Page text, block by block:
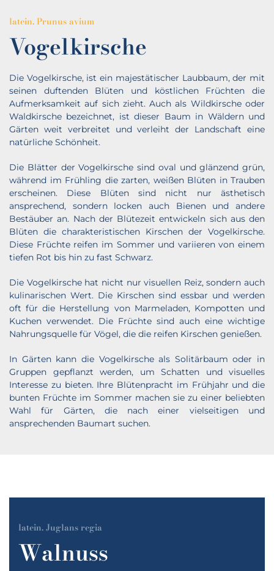
latein. Prunus avium
Vogelkirsche
Die Vogelkirsche, ist ein majestätischer Laubbaum, der mit
seinen duftenden Blüten und köstlichen Früchten die
Aufmerksamkeit auf sich zieht. Auch als Wildkirsche oder
Waldkirsche bezeichnet, ist dieser Baum in Wäldern und
Gärten weit verbreitet und verleiht der Landschaft eine
natürliche Schönheit.
Die Blätter der Vogelkirsche sind oval und glänzend grün,
während im Frühling die zarten, weißen Blüten in Trauben
erscheinen. Diese Blüten sind nicht nur ästhetisch
ansprechend, sondern locken auch Bienen und andere
Bestäuber an. Nach der Blütezeit entwickeln sich aus den
Blüten die charakteristischen Kirschen der Vogelkirsche.
Diese Früchte reifen im Sommer und variieren von einem
tiefen Rot bis hin zu fast Schwarz.
Die Vogelkirsche hat nicht nur visuellen Reiz, sondern auch
kulinarischen Wert. Die Kirschen sind essbar und werden
oft für die Herstellung von Marmeladen, Kompotten und
Kuchen verwendet. Die Früchte sind auch eine wichtige
Nahrungsquelle für Vögel, die die reifen Kirschen genießen.
In Gärten kann die Vogelkirsche als Solitärbaum oder in
Gruppen gepflanzt werden, um Schatten und visuelles
Interesse zu bieten. Ihre Blütenpracht im Frühjahr und die
bunten Früchte im Sommer machen sie zu einer beliebten
Wahl für Gärten, die nach einer vielseitigen und
ansprechenden Baumart suchen.
latein. Juglans regia
Walnuss